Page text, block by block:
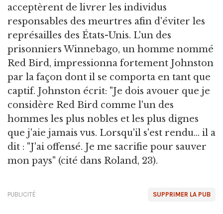
acceptèrent de livrer les individus
responsables des meurtres afin d'éviter les
représailles des États-Unis. L'un des
prisonniers Winnebago, un homme nommé
Red Bird, impressionna fortement Johnston
par la façon dont il se comporta en tant que
captif. Johnston écrit: "Je dois avouer que je
considère Red Bird comme l'un des
hommes les plus nobles et les plus dignes
que j'aie jamais vus. Lorsqu'il s'est rendu... il a
dit : "J'ai offensé. Je me sacrifie pour sauver
mon pays" (cité dans Roland, 23).
SUPPRIMER LA PUB
PUBLICITÉ